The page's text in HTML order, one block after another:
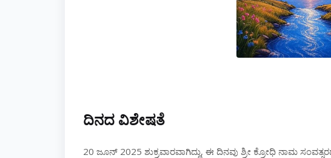
ದಿನದ ವಿಶೇಷತೆ
20 ಜೂನ್ 2025 ಶುಕ್ರವಾರವಾಗಿದ್ದು, ಈ ದಿನವು ಶ್ರೀ ಕ್ರೋಧಿ ನಾಮ